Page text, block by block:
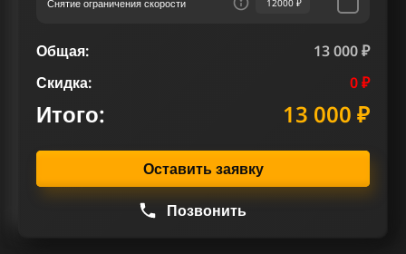
Снятие ограничения скорости 12000 ₽
Общая:
13 000 ₽
Скидка:
0 ₽
Итого: 13 000 ₽
Оставить заявку
Позвонить